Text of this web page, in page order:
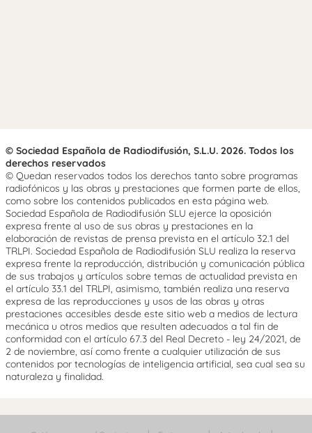
© Sociedad Española de Radiodifusión, S.L.U. 2026. Todos los
derechos reservados
© Quedan reservados todos los derechos tanto sobre programas
radiofónicos y las obras y prestaciones que formen parte de ellos,
como sobre los contenidos publicados en esta página web.
Sociedad Española de Radiodifusión SLU ejerce la oposición
expresa frente al uso de sus obras y prestaciones en la
elaboración de revistas de prensa prevista en el artículo 32.1 del
TRLPI. Sociedad Española de Radiodifusión SLU realiza la reserva
expresa frente la reproducción, distribución y comunicación pública
de sus trabajos y artículos sobre temas de actualidad prevista en
el artículo 33.1 del TRLPI, asimismo, también realiza una reserva
expresa de las reproducciones y usos de las obras y otras
prestaciones accesibles desde este sitio web a medios de lectura
mecánica u otros medios que resulten adecuados a tal fin de
conformidad con el artículo 67.3 del Real Decreto - ley 24/2021, de
2 de noviembre, así como frente a cualquier utilización de sus
contenidos por tecnologías de inteligencia artificial, sea cual sea su
naturaleza y finalidad.